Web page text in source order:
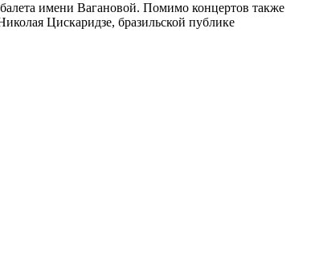
имени Вагановой. Помимо концертов также
Цискаридзе, бразильской публике